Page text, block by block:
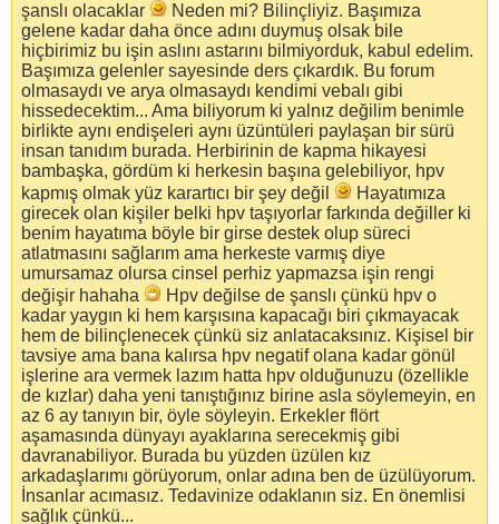
şanslı olacaklar
Neden mi? Bilinçliyiz. Başımıza
gelene kadar daha önce adını duymuş olsak bile
hiçbirimiz bu işin aslını astarını bilmiyorduk, kabul edelim.
Başımıza gelenler sayesinde ders çıkardık. Bu forum
olmasaydı ve arya olmasaydı kendimi vebalı gibi
hissedecektim... Ama biliyorum ki yalnız değilim benimle
birlikte aynı endişeleri aynı üzüntüleri paylaşan bir sürü
insan tanıdım burada. Herbirinin de kapma hikayesi
bambaşka, gördüm ki herkesin başına gelebiliyor, hpv
kapmış olmak yüz karartıcı bir şey değil
Hayatımıza
girecek olan kişiler belki hpv taşıyorlar farkında değiller ki
benim hayatıma böyle bir girse destek olup süreci
atlatmasını sağlarım ama herkeste varmış diye
umursamaz olursa cinsel perhiz yapmazsa işin rengi
değişir hahaha
Hpv değilse de şanslı çünkü hpv o
kadar yaygın ki hem karşısına kapacağı biri çıkmayacak
hem de bilinçlenecek çünkü siz anlatacaksınız. Kişisel bir
tavsiye ama bana kalırsa hpv negatif olana kadar gönül
işlerine ara vermek lazım hatta hpv olduğunuzu (özellikle
de kızlar) daha yeni tanıştığınız birine asla söylemeyin, en
az 6 ay tanıyın bir, öyle söyleyin. Erkekler flört
aşamasında dünyayı ayaklarına serecekmiş gibi
davranabiliyor. Burada bu yüzden üzülen kız
arkadaşlarımı görüyorum, onlar adına ben de üzülüyorum.
İnsanlar acımasız. Tedavinize odaklanın siz. En önemlisi
sağlık çünkü...